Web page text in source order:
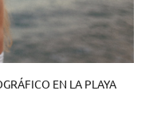
EN LA PLAYA